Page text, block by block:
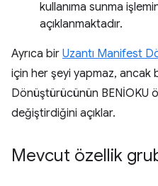
kullanıma sunma
açıklanmaktadır.
Ayrıca bir Uzantı Manifest
için her şeyi yapmaz, ancak
Dönüştürücünün BENİOKU
değiştirdiğini açıklar.
Mevcut özellik